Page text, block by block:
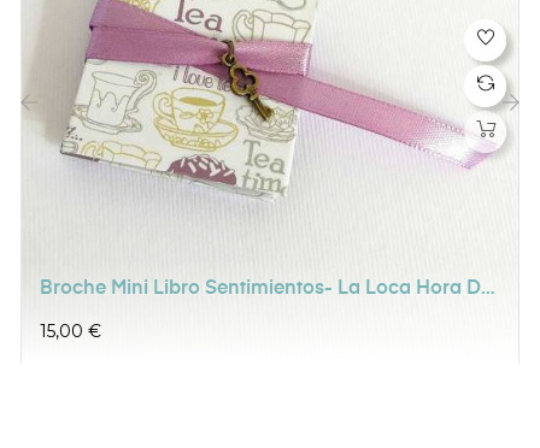
Broche Mini Libro Sentimientos- La Loca Hora Del
Precio
15,00 €